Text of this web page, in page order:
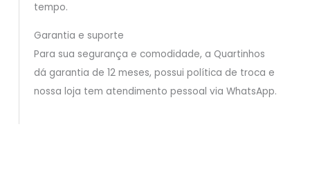
tempo.
Garantia e suporte
Para sua segurança e comodidade, a Quartinhos
dá garantia de 12 meses, possui política de troca e
nossa loja tem atendimento pessoal via WhatsApp.